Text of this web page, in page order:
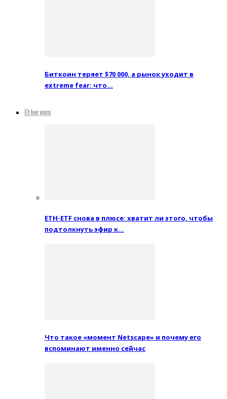
Биткоин теряет $70 000, а рынок уходит в
extreme fear: что…
Ethereum
ETH-ETF снова в плюсе: хватит ли этого, чтобы
подтолкнуть эфир к…
Что такое «момент Netscape» и почему его
вспоминают именно сейчас